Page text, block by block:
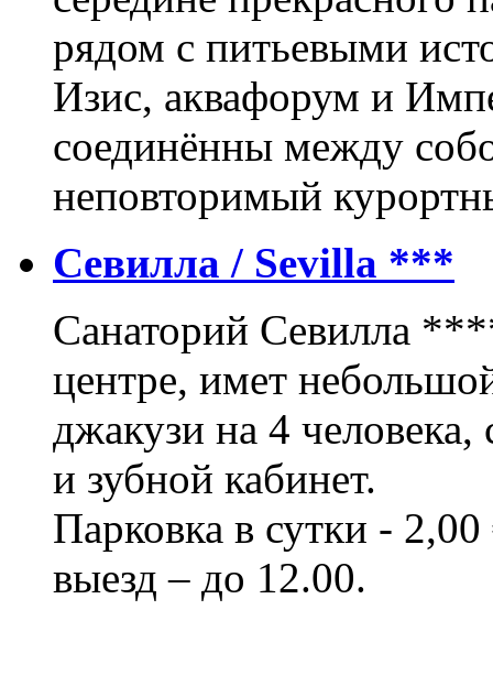
рядом с питьевыми
Изис, аквафорум и
соединённы между
неповторимый
Севилла / Sevilla ***
Санаторий Севилла
центре, имет
джакузи на 4 человека,
и зубной кабинет.
Парковка в сутки -
выезд – до 12.00.